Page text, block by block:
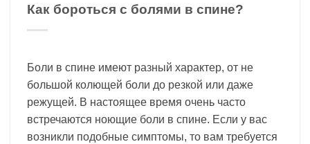
Как бороться с болями в спине?
Боли в спине имеют разный характер, от не
большой колющей боли до резкой или даже
режущей. В настоящее время очень часто
встречаются ноющие боли в спине. Если у вас
возникли подобные симптомы, то вам требуется